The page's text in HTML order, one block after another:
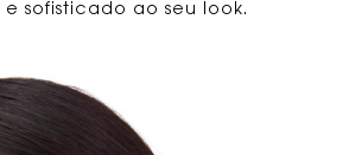
sofisticado ao seu look.